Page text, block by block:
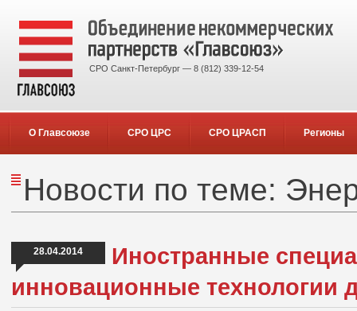
СРО Санкт-Петербург — 8 (812) 339-12-54
О Главсоюзе СРО ЦРС СРО ЦРАСП Регионы
Новости по теме:
28.04.2014
Иностранные
инновационные технологии